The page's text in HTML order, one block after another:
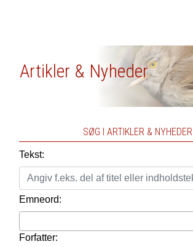
Artikler & Nyheder
SØG I ARTIKLER & NYHEDER
Tekst:
Emneord:
Forfatter: